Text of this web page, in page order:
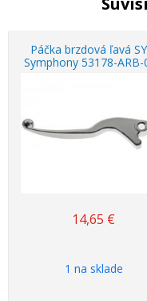
Páčka brzdová ľavá
Symphony 53178-ARB-
14,65 €
1 na sklade